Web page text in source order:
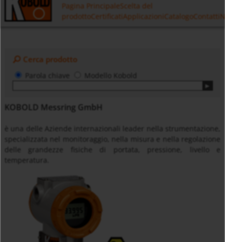
Pagina PrincipaleScelta del
prodottoCertificati Applicazioni CatalogoContatti
Cerca prodotto
Modello Kobold
KOBOLD Messring GmbH
è una delle Aziende internazionali leader nella strumentazione,
specializzata nel monitoraggio, nella misura e nella regolazione
delle grandezze fisiche di portata, pressione, livello e